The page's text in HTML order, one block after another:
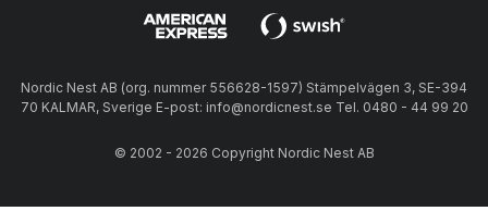
Nordic Nest AB (org. nummer 556628-1597) Stämpelvägen 3, SE-394
70 KALMAR, Sverige E-post: info@nordicnest.se Tel. 0480 - 44 99 20
© 2002 - 2026 Copyright Nordic Nest AB